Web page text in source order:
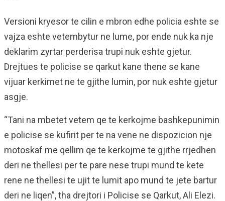
Versioni kryesor te cilin e mbron edhe policia eshte se
vajza eshte vetembytur ne lume, por ende nuk ka nje
deklarim zyrtar perderisa trupi nuk eshte gjetur.
Drejtues te policise se qarkut kane thene se kane
vijuar kerkimet ne te gjithe lumin, por nuk eshte gjetur
asgje.
“Tani na mbetet vetem qe te kerkojme bashkepunimin
e policise se kufirit per te na vene ne dispozicion nje
motoskaf me qellim qe te kerkojme te gjithe rrjedhen
deri ne thellesi per te pare nese trupi mund te kete
rene ne thellesi te ujit te lumit apo mund te jete bartur
deri ne liqen”, tha drejtori i Policise se Qarkut, Ali Elezi.